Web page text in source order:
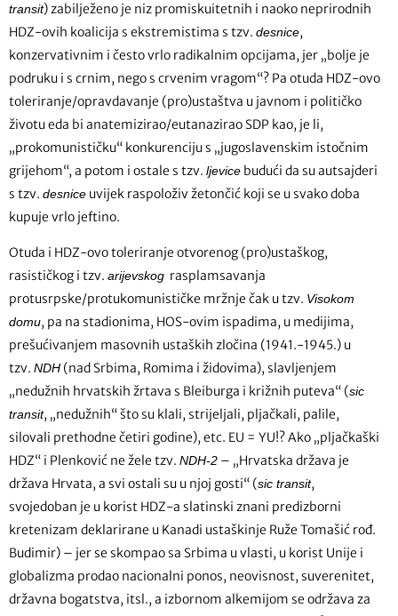
transit) zabilježeno je niz promiskuitetnih i naoko neprirodnih
HDZ-ovih koalicija s ekstremistima s tzv. desnice,
konzervativnim i često vrlo radikalnim opcijama, jer „bolje je
podruku i s crnim, nego s crvenim vragom“? Pa otuda HDZ-ovo
toleriranje/opravdavanje (pro)ustaštva u javnom i političko
životu eda bi anatemizirao/eutanazirao SDP kao, je li,
„prokomunističku“ konkurenciju s „jugoslavenskim istočnim
grijehom“, a potom i ostale s tzv. ljevice budući da su autsajderi
s tzv. desnice uvijek raspoloživ žetončić koji se u svako doba
kupuje vrlo jeftino.
Otuda i HDZ-ovo toleriranje otvorenog (pro)ustaškog,
rasističkog i tzv. arijevskog rasplamsavanja
protusrpske/protukomunističke mržnje čak u tzv. Visokom
domu, pa na stadionima, HOS-ovim ispadima, u medijima,
prešućivanjem masovnih ustaških zločina (1941.-1945.) u
tzv. NDH (nad Srbima, Romima i židovima), slavljenjem
„nedužnih hrvatskih žrtava s Bleiburga i križnih puteva“ (sic
transit, „nedužnih“ što su klali, strijeljali, pljačkali, palile,
silovali prethodne četiri godine), etc. EU = YU!? Ako „pljačkaški
HDZ“ i Plenković ne žele tzv. NDH-2 – „Hrvatska država je
država Hrvata, a svi ostali su u njoj gosti“ (sic transit,
svojedoban je u korist HDZ-a slatinski znani predizborni
kretenizam deklarirane u Kanadi ustaškinje Ruže Tomašić rođ.
Budimir) – jer se skompao sa Srbima u vlasti, u korist Unije i
globalizma prodao nacionalni ponos, neovisnost, suverenitet,
državna bogatstva, itsl., a izbornom alkemijom se održava za